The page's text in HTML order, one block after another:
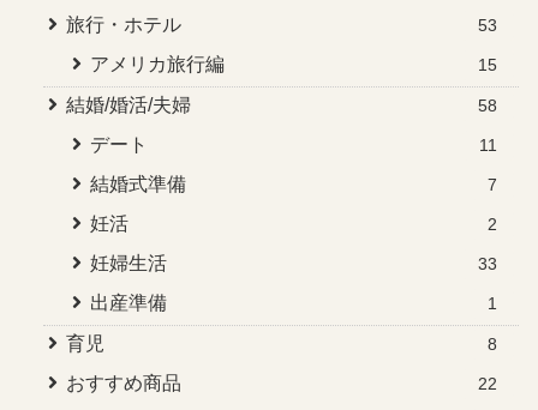
旅行・ホテル 53
アメリカ旅行編 15
結婚/婚活/夫婦 58
デート 11
結婚式準備 7
妊活 2
妊婦生活 33
出産準備 1
育児 8
おすすめ商品 22